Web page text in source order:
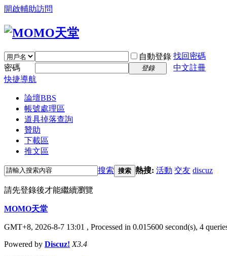
開啟輔助訪問
自動登錄 找回密碼
密碼
登錄
中文註冊
快捷導航
論壇BBS
帳號處理區
道具掉落查詢
贊助
下載區
推文區
搜索 搜索 熱搜: 活動 交友 discuz
請先登錄後才能繼續瀏覽
MOMO天堂
GMT+8, 2026-8-7 13:01 , Processed in 0.015600 second(s), 4
Powered by Discuz! X3.4